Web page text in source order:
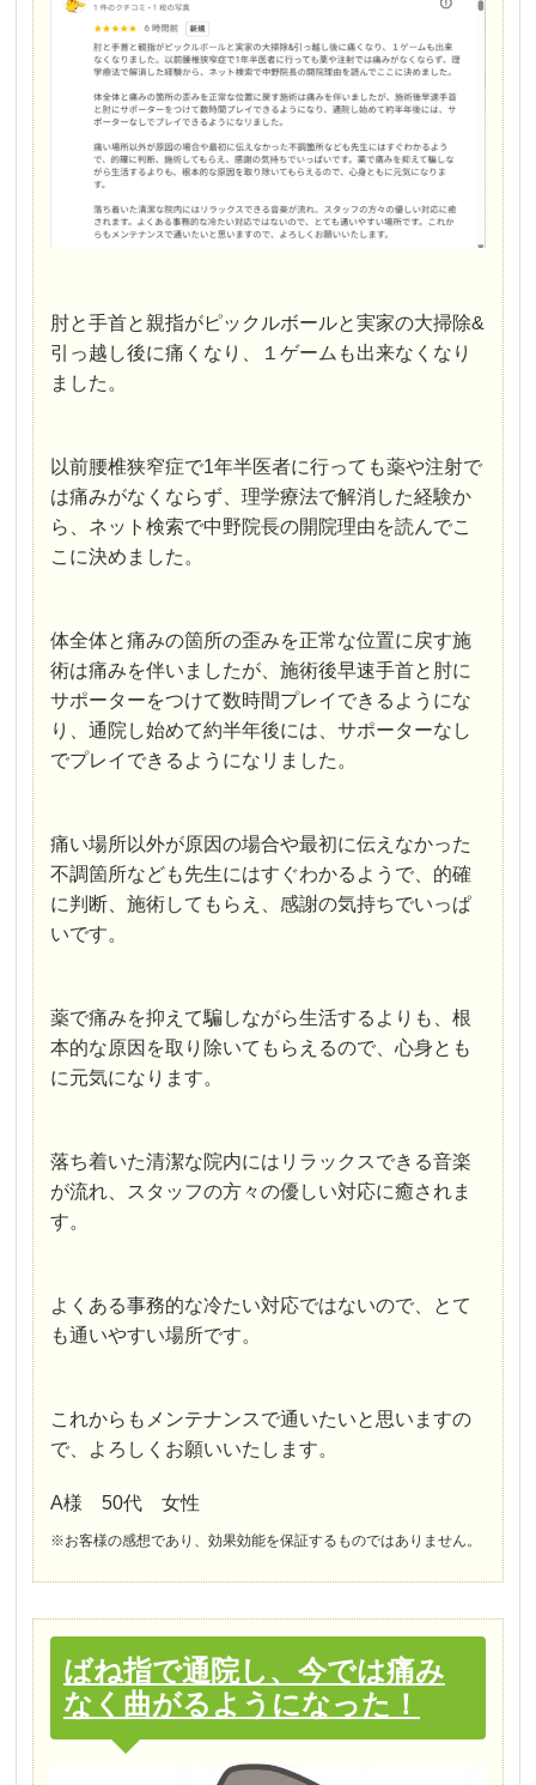
肘と手首と親指がピックルボールと実家の大掃除&
引っ越し後に痛くなり、１ゲームも出来なくなり
ました。
以前腰椎狭窄症で1年半医者に行っても薬や注射で
は痛みがなくならず、理学療法で解消した経験か
ら、ネット検索で中野院長の開院理由を読んでこ
こに決めました。
体全体と痛みの箇所の歪みを正常な位置に戻す施
術は痛みを伴いましたが、施術後早速手首と肘に
サポーターをつけて数時間プレイできるようにな
り、通院し始めて約半年後には、サポーターなし
でプレイできるようになリました。
痛い場所以外が原因の場合や最初に伝えなかった
不調箇所なども先生にはすぐわかるようで、的確
に判断、施術してもらえ、感謝の気持ちでいっぱ
いです。
薬で痛みを抑えて騙しながら生活するよりも、根
本的な原因を取り除いてもらえるので、心身とも
に元気になります。
落ち着いた清潔な院内にはリラックスできる音楽
が流れ、スタッフの方々の優しい対応に癒されま
す。
よくある事務的な冷たい対応ではないので、とて
も通いやすい場所です。
これからもメンテナンスで通いたいと思いますの
で、よろしくお願いいたします。
A様 50代 女性
※お客様の感想であり、効果効能を保証するものではありません。
ばね指で通院し、今では痛み
なく曲がるようになった！